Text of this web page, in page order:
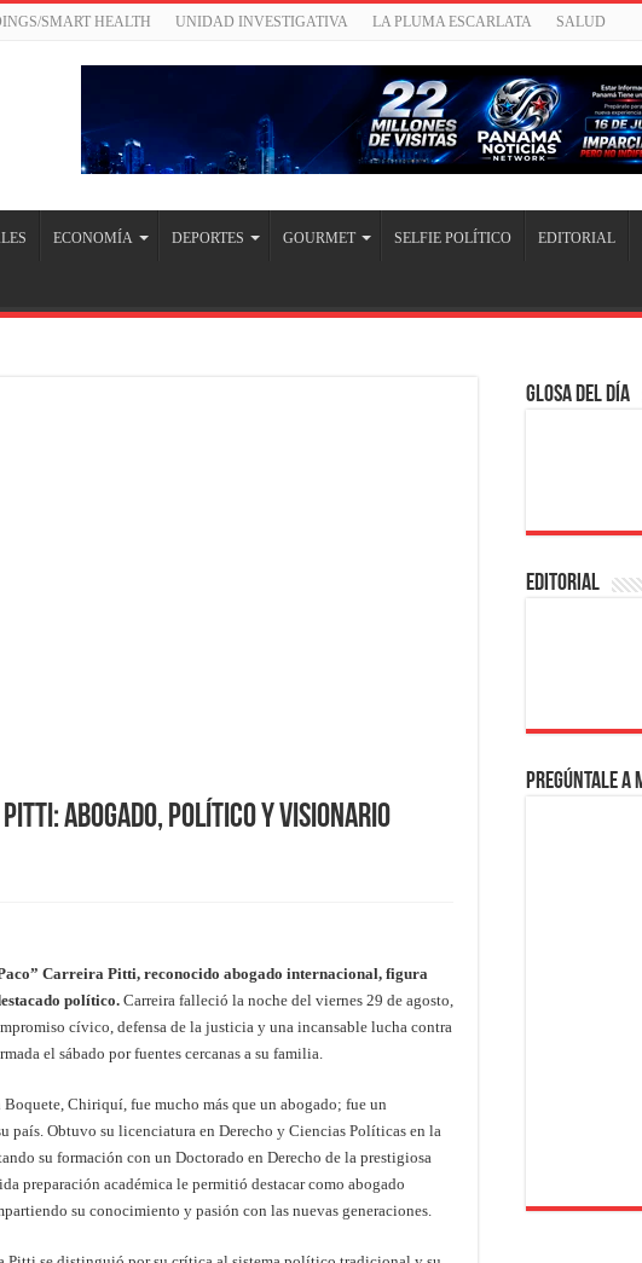
SMART HEALTH UNIDAD INVESTIGATIVA LA PLUMA ESCARLATA SALUD
ECONOMÍA DEPORTES GOURMET SELFIE POLÍTICO EDITORIAL
Abogado, Político y Visionario
Carreira Pitti, reconocido abogado internacional, figura
político. Carreira falleció la noche del viernes 29 de agosto,
cívico, defensa de la justicia y una incansable lucha contra
el sábado por fuentes cercanas a su familia.
Chiriquí, fue mucho más que un abogado; fue un
país. Obtuvo su licenciatura en Derecho y Ciencias Políticas en la
su formación con un Doctorado en Derecho de la prestigiosa
preparación académica le permitió destacar como abogado
su conocimiento y pasión con las nuevas generaciones.
Glosa del Día
EDITORIAL
Pregúntale a